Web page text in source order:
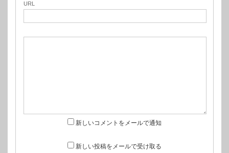
URL
新しいコメントをメールで通知
新しい投稿をメールで受け取る